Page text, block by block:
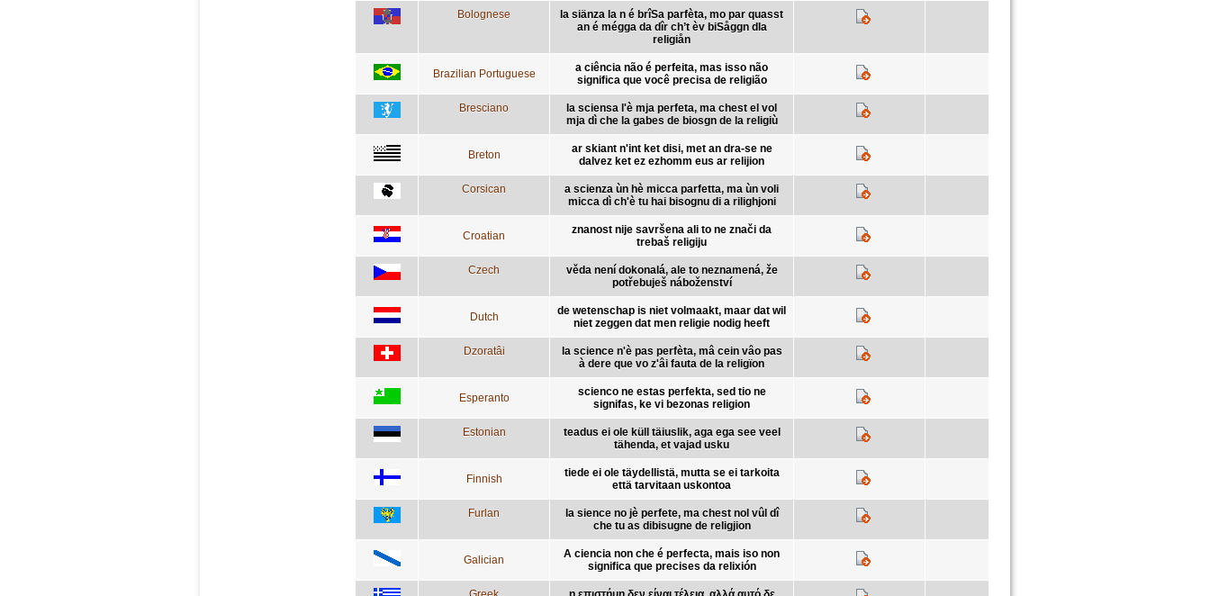
Bolognese
la siänza la n é brîSa parfèta, mo par quasst
an é mégga da dîr ch’t èv biSåggn dla
religiån
Brazilian Portuguese
a ciência não é perfeita, mas isso não
significa que você precisa de religião
Bresciano
la sciensa l'è mja perfeta, ma chest el vol
mja dì che la gabes de biosgn de la religiù
Breton
ar skiant n'int ket disi, met an dra-se ne
dalvez ket ez ezhomm eus ar relijion
Corsican
a scienza ùn hè micca parfetta, ma ùn voli
micca dì ch'è tu hai bisognu di a rilighjoni
Croatian
znanost nije savršena ali to ne znači da
trebaš religiju
Czech
věda není dokonalá, ale to neznamená, že
potřebuješ náboženství
Dutch
de wetenschap is niet volmaakt, maar dat wil
niet zeggen dat men religie nodig heeft
Dzoratâi
la science n'è pas perfèta, mâ cein vâo pas
à dere que vo z'âi fauta de la religïon
Esperanto
scienco ne estas perfekta, sed tio ne
signifas, ke vi bezonas religion
Estonian
teadus ei ole küll täiuslik, aga ega see veel
tähenda, et vajad usku
Finnish
tiede ei ole täydellistä, mutta se ei tarkoita
että tarvitaan uskontoa
Furlan
la sience no jè perfete, ma chest nol vûl dî
che tu as dibisugne de religjion
Galician
A ciencia non che é perfecta, mais iso non
significa que precises da relixión